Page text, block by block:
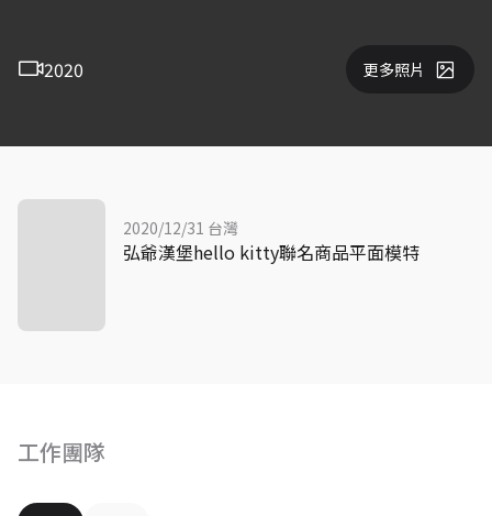
2020 更多照片
工作團隊
2020/12/31 台灣
弘爺漢堡hello kitty聯名商品平面模特